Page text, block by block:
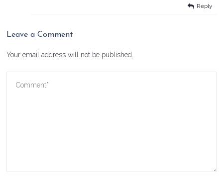
Reply
Leave a Comment
Your email address will not be published.